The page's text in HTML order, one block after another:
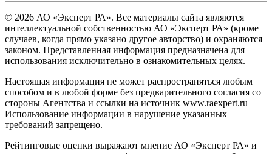
© 2026 АО «Эксперт РА». Все материалы сайта являются
интеллектуальной собственностью АО «Эксперт РА» (кроме
случаев, когда прямо указано другое авторство) и охраняются
законом. Представленная информация предназначена для
использования исключительно в ознакомительных целях.
Настоящая информация не может распространяться любым
способом и в любой форме без предварительного согласия со
стороны Агентства и ссылки на источник www.raexpert.ru
Использование информации в нарушение указанных
требований запрещено.
Рейтинговые оценки выражают мнение АО «Эксперт РА» и